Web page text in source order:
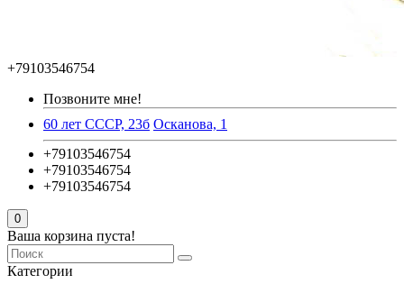
+79103546754
Позвоните мне!
60 лет СССР, 23б Осканова, 1
+79103546754
+79103546754
+79103546754
0
Ваша корзина пуста!
Категории